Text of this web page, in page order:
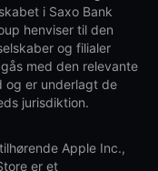
i Saxo Bank
henviser til den
og filialer
med den relevante
og er underlagt de
jurisdiktion.
Apple Inc.,
er et